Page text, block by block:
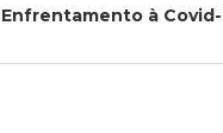
à Covid-